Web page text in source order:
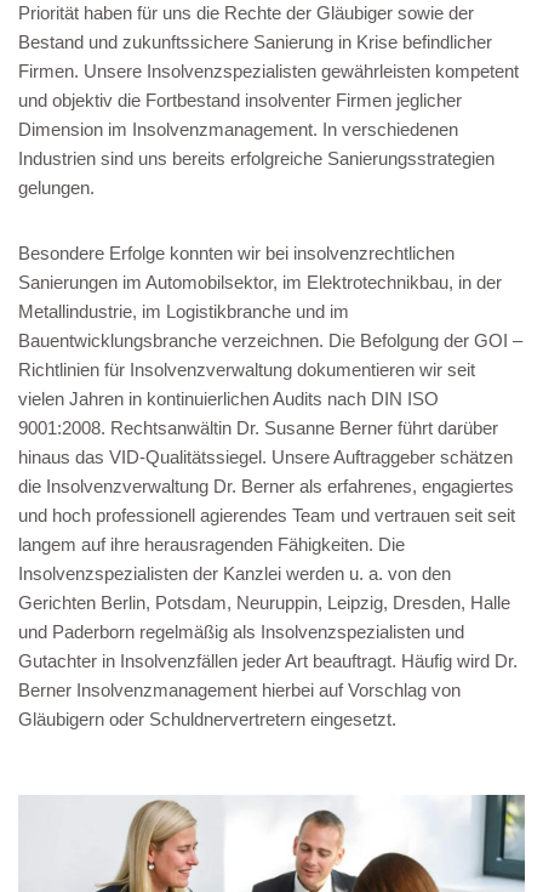
Priorität haben für uns die Rechte der Gläubiger sowie der
Bestand und zukunftssichere Sanierung in Krise befindlicher
Firmen. Unsere Insolvenzspezialisten gewährleisten kompetent
und objektiv die Fortbestand insolventer Firmen jeglicher
Dimension im Insolvenzmanagement. In verschiedenen
Industrien sind uns bereits erfolgreiche Sanierungsstrategien
gelungen.
Besondere Erfolge konnten wir bei insolvenzrechtlichen
Sanierungen im Automobilsektor, im Elektrotechnikbau, in der
Metallindustrie, im Logistikbranche und im
Bauentwicklungsbranche verzeichnen. Die Befolgung der GOI –
Richtlinien für Insolvenzverwaltung dokumentieren wir seit
vielen Jahren in kontinuierlichen Audits nach DIN ISO
9001:2008. Rechtsanwältin Dr. Susanne Berner führt darüber
hinaus das VID-Qualitätssiegel. Unsere Auftraggeber schätzen
die Insolvenzverwaltung Dr. Berner als erfahrenes, engagiertes
und hoch professionell agierendes Team und vertrauen seit seit
langem auf ihre herausragenden Fähigkeiten. Die
Insolvenzspezialisten der Kanzlei werden u. a. von den
Gerichten Berlin, Potsdam, Neuruppin, Leipzig, Dresden, Halle
und Paderborn regelmäßig als Insolvenzspezialisten und
Gutachter in Insolvenzfällen jeder Art beauftragt. Häufig wird Dr.
Berner Insolvenzmanagement hierbei auf Vorschlag von
Gläubigern oder Schuldnervertretern eingesetzt.